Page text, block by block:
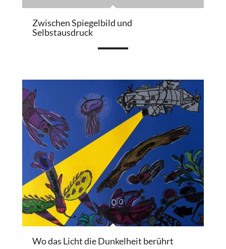
Zwischen Spiegelbild und
Selbstausdruck
Wo das Licht die Dunkelheit berührt